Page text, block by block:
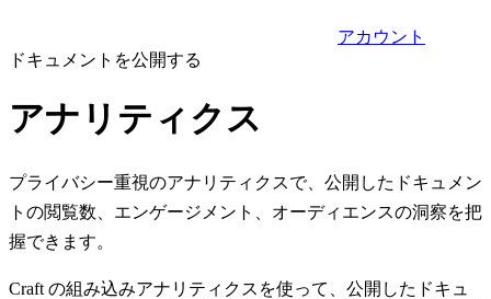
アカウント
ドキュメントを公開する
アナリティクス
プライバシー重視のアナリティクスで、公開したドキュメン
トの閲覧数、エンゲージメント、オーディエンスの洞察を把
握できます。
Craft の組み込みアナリティクスを使って、公開したドキュ